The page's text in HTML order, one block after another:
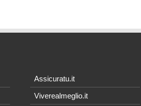
Assicuratu.it
Viverealmeglio.it